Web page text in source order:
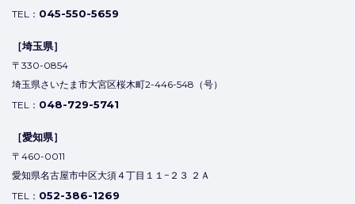
TEL： 045-550-5659
［埼玉県］
〒330-0854
埼玉県さいたま市大宮区桜木町2-446-548（号）
TEL： 048-729-5741
［愛知県］
〒460-0011
愛知県名古屋市中区大須４丁目１１−２３ ２Ａ
TEL： 052-386-1269